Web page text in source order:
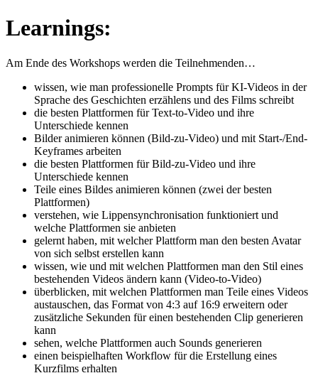
Learnings:
Am Ende des Workshops werden die Teilnehmenden…
wissen, wie man professionelle Prompts für KI-Videos in der
Sprache des Geschichten erzählens und des Films schreibt
die besten Plattformen für Text-to-Video und ihre
Unterschiede kennen
Bilder animieren können (Bild-zu-Video) und mit Start-/End-
Keyframes arbeiten
die besten Plattformen für Bild-zu-Video und ihre
Unterschiede kennen
Teile eines Bildes animieren können (zwei der besten
Plattformen)
verstehen, wie Lippensynchronisation funktioniert und
welche Plattformen sie anbieten
gelernt haben, mit welcher Plattform man den besten Avatar
von sich selbst erstellen kann
wissen, wie und mit welchen Plattformen man den Stil eines
bestehenden Videos ändern kann (Video-to-Video)
überblicken, mit welchen Plattformen man Teile eines Videos
austauschen, das Format von 4:3 auf 16:9 erweitern oder
zusätzliche Sekunden für einen bestehenden Clip generieren
kann
sehen, welche Plattformen auch Sounds generieren
einen beispielhaften Workflow für die Erstellung eines
Kurzfilms erhalten